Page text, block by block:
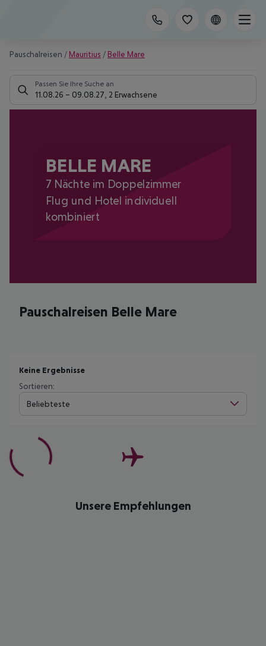
Pauschalreisen / Mauritius / Belle Mare
Passen Sie Ihre Suche an
11.08.26 – 09.08.27 2 Erwachsene
BELLE MARE
7 Nächte im Doppelzimmer
Flug und Hotel individuell
kombiniert
Pauschalreisen Belle Mare
Keine Ergebnisse
Sortieren:
Beliebteste
Unsere Empfehlungen